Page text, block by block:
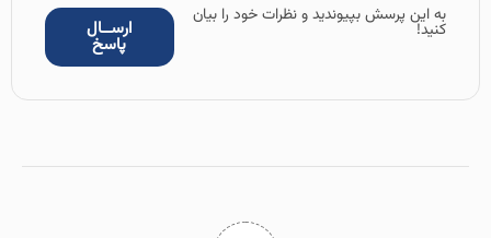
به این پرسش بپیوندید و نظرات خود را بیان
کنید! ارســال
پاسخ